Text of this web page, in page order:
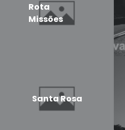
Rota
Missões
Santa Rosa